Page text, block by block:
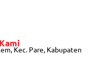
Kec. Pare, Kabupaten